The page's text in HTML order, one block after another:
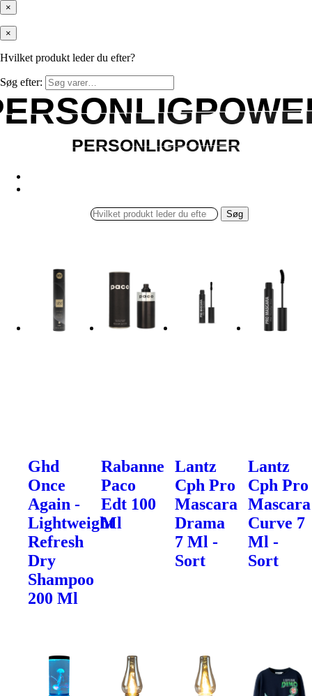
×
×
Hvilket produkt leder du efter?
Søg efter:
PERSONLIGPOWER
PERSONLIGPOWER
Søg
Ghd
Once
Again -
Lightweight
Refresh
Dry
Shampoo
200 Ml
Rabanne
Paco
Edt 100
Ml
Lantz
Cph Pro
Mascara
Drama
7 Ml -
Sort
Lantz
Cph Pro
Mascara
Curve 7
Ml -
Sort